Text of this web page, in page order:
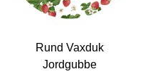
Rund Vaxduk
Jordgubbe